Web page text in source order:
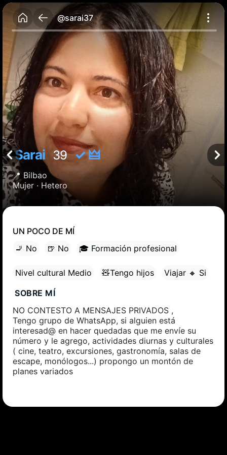
@sarai37
Sarai 39✓ 🜲
📍 Bilbao
Mujer · Hetero
UN POCO DE MÍ
🚬 No
🍺 No 🎓 Formación profesional
Nivel cultural Medio 🧸Tengo hijos
Viajar 🔸 Si
SOBRE MÍ
NO CONTESTO A MENSAJES PRIVADOS ,
Tengo grupo de WhatsApp, si alguien está
interesad@ en hacer quedadas que me envíe su
número y le agrego, actividades diurnas y culturales
( cine, teatro, excursiones, gastronomía, salas de
escape, monólogos...) propongo un montón de
planes variados